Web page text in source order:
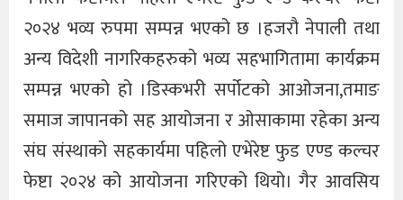
२०२४ भव्य रुपमा सम्पन्न भएको छ ।हजरौ नेपाली तथा
अन्य विदेशी नागरिकहरुको भव्य सहभागितामा कार्यक्रम
सम्पन्न भएको हो ।डिस्कभरी सर्पोटको आओजना,तमाङ
समाज जापानको सह आयोजना र ओसाकामा रहेका अन्य
संघ संस्थाको सहकार्यमा पहिलो एभेरेष्ट फुड एण्ड कल्चर
फेष्टा २०२४ को आयोजना गरिएको थियो। गैर आवसिय